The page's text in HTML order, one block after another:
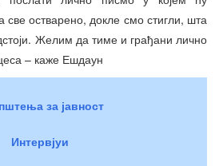
све остварено, докле смо стигли, шта
Желим да тиме и грађани лично
– каже Ешдаун
за јавност
Интервјуи